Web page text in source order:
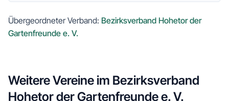
Übergeordneter Verband: Bezirksverband Hohetor der
Gartenfreunde e. V.
Weitere Vereine im Bezirksverband
Hohetor der Gartenfreunde e. V.